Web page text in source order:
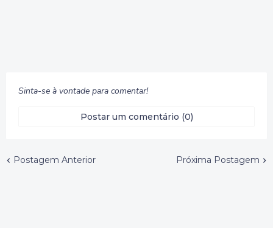
Sinta-se à vontade para comentar!
Postar um comentário (0)
Postagem Anterior Próxima Postagem